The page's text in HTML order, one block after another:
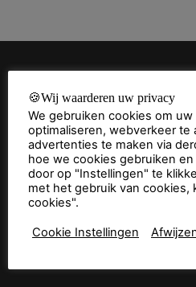
Subscribe to
🍪Wij waarderen uw privacy
We gebruiken cookies om
optimaliseren, webverkeer te
advertenties te maken via
hoe we cookies gebruiken
door op "Instellingen" te
met het gebruik van cookies,
cookies".
Cookie Instellingen